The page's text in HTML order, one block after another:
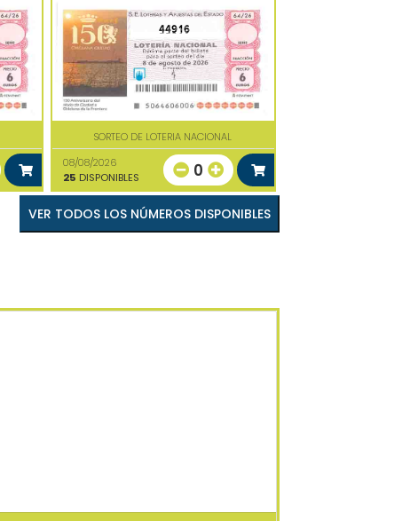
44916
SORTEO DE LOTERIA NACIONAL
08/08/2026
25 DISPONIBLES 0
VER TODOS LOS NÚMEROS DISPONIBLES